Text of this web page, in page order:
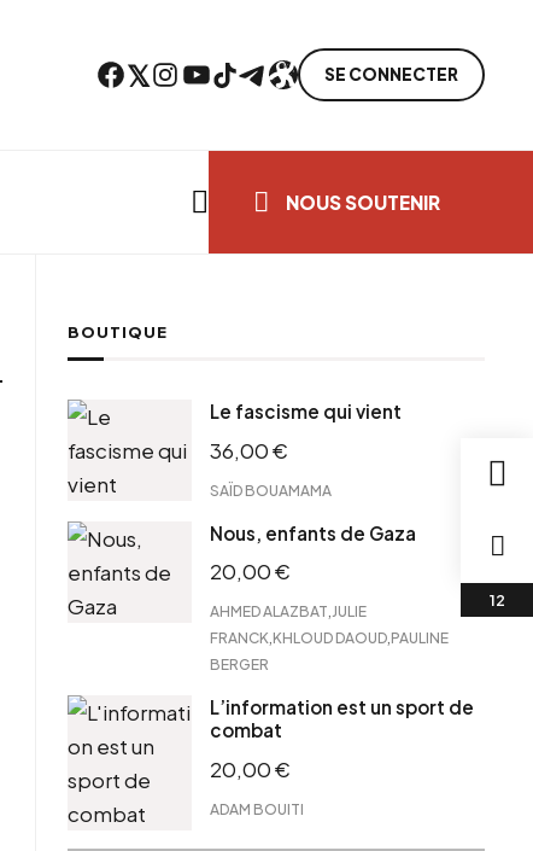
Facebook Twitter Instagram YouTube TikTok TelegramLien SE CONNECTER
NOUS SOUTENIR
BOUTIQUE
Le fascisme qui vient
36,00€
SAÏD BOUAMAMA
Nous, enfants de Gaza
20,00€
AHMED ALAZBAT JULIE
FRANCK KHLOUD DAOUD PAULINE
BERGER
L’information est un sport de
combat
20,00€
ADAM BOUITI